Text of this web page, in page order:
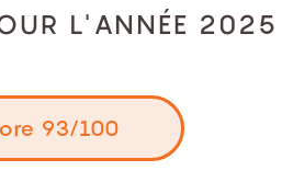
L'ANNÉE 2025
93/100